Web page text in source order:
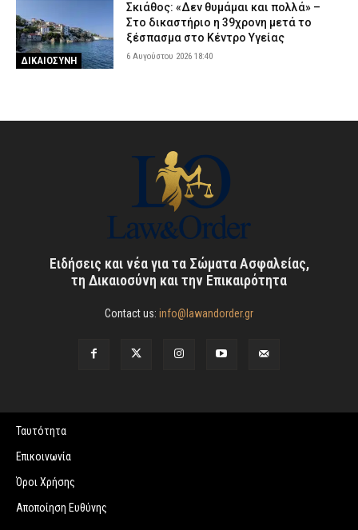
ΔΙΚΑΙΟΣΥΝΗ
Σκιάθος: «Δεν θυμάμαι και πολλά» –
Στο δικαστήριο η 39χρονη μετά το
ξέσπασμα στο Κέντρο Υγείας
6 Αυγούστου 2026 18:40
Ειδήσεις και νέα για τα Σώματα Ασφαλείας,
τη Δικαιοσύνη και την Επικαιρότητα
Contact us: info@lawandorder.gr
Ταυτότητα
Επικοινωνία
Όροι Χρήσης
Αποποίηση Ευθύνης